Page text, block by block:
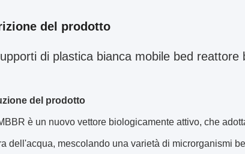
del prodotto
di plastica bianca mobile bed
del prodotto
MBBR è un nuovo vettore biologicamente attivo, che
dell'acqua, mescolando una varietà di microrganismi